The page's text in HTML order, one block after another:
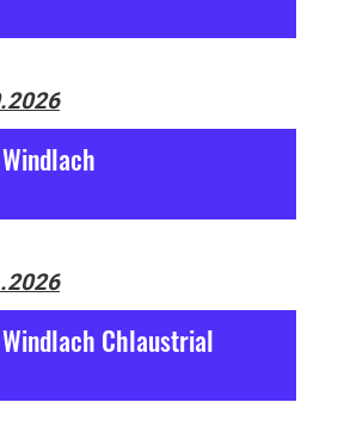
Chlaustrial